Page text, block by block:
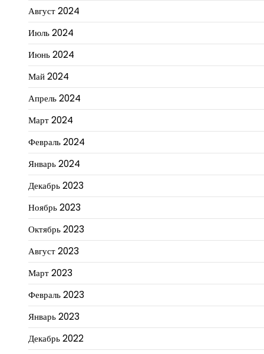
Август 2024
Июль 2024
Июнь 2024
Май 2024
Апрель 2024
Март 2024
Февраль 2024
Январь 2024
Декабрь 2023
Ноябрь 2023
Октябрь 2023
Август 2023
Март 2023
Февраль 2023
Январь 2023
Декабрь 2022